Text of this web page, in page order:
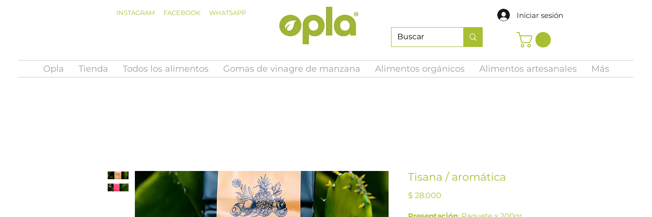
INSTAGRAM FACEBOOK WHATSAPP Iniciar sesión
Opla Tienda Todos los alimentos Gomas de vinagre de manzana Alimentos orgánicos Alimentos artesanales Más
Tisana / aromática
$ 28.000